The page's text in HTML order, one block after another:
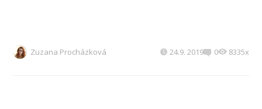
Zuzana Procházková 24.9. 2019 0 8335x